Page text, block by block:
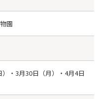
園
・3月30日（月）・4月4日